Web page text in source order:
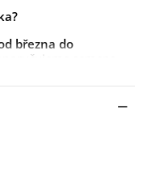
března do
semena